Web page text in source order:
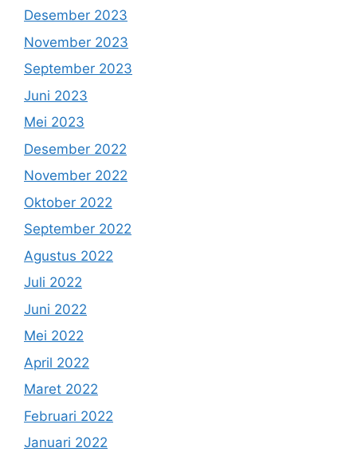
Desember 2023
November 2023
September 2023
Juni 2023
Mei 2023
Desember 2022
November 2022
Oktober 2022
September 2022
Agustus 2022
Juli 2022
Juni 2022
Mei 2022
April 2022
Maret 2022
Februari 2022
Januari 2022